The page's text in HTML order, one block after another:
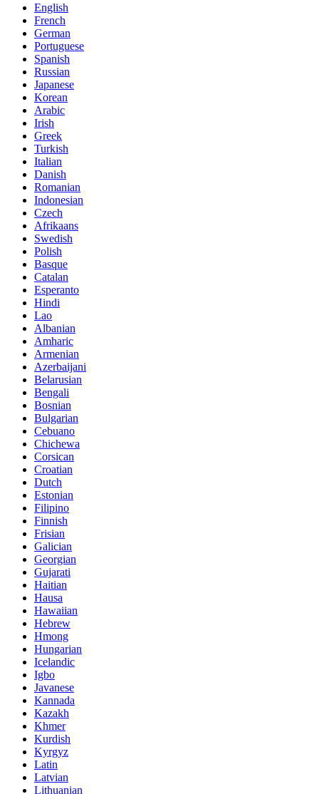
English
French
German
Portuguese
Spanish
Russian
Japanese
Korean
Arabic
Irish
Greek
Turkish
Italian
Danish
Romanian
Indonesian
Czech
Afrikaans
Swedish
Polish
Basque
Catalan
Esperanto
Hindi
Lao
Albanian
Amharic
Armenian
Azerbaijani
Belarusian
Bengali
Bosnian
Bulgarian
Cebuano
Chichewa
Corsican
Croatian
Dutch
Estonian
Filipino
Finnish
Frisian
Galician
Georgian
Gujarati
Haitian
Hausa
Hawaiian
Hebrew
Hmong
Hungarian
Icelandic
Igbo
Javanese
Kannada
Kazakh
Khmer
Kurdish
Kyrgyz
Latin
Latvian
Lithuanian